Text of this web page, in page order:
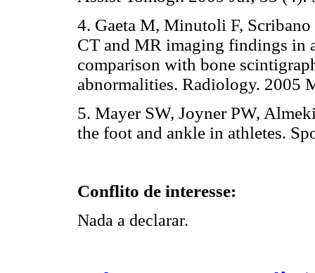
4. Gaeta M, Minutoli F,
CT and MR imaging findings in
comparison with bone
abnormalities. Radiology. 2005
5. Mayer SW, Joyner PW,
the foot and ankle in athletes.
Conflito de interesse:
Nada a declarar.